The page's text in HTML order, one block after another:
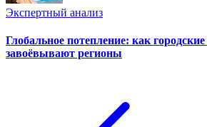
Экспертный анализ
Глобальное потепление: как
завоёвывают регионы